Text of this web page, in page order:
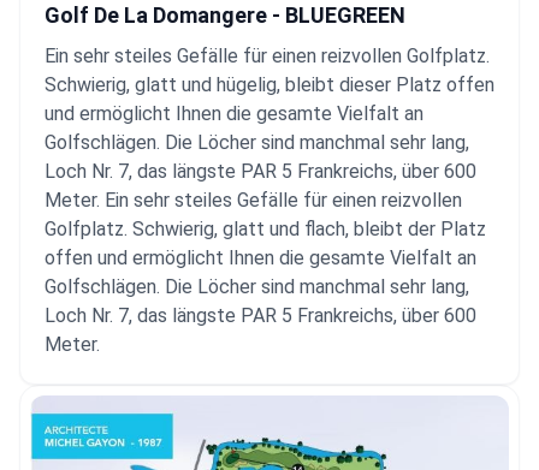
Golf De La Domangere - BLUEGREEN
Ein sehr steiles Gefälle für einen reizvollen Golfplatz.
Schwierig, glatt und hügelig, bleibt dieser Platz offen
und ermöglicht Ihnen die gesamte Vielfalt an
Golfschlägen. Die Löcher sind manchmal sehr lang,
Loch Nr. 7, das längste PAR 5 Frankreichs, über 600
Meter. Ein sehr steiles Gefälle für einen reizvollen
Golfplatz. Schwierig, glatt und flach, bleibt der Platz
offen und ermöglicht Ihnen die gesamte Vielfalt an
Golfschlägen. Die Löcher sind manchmal sehr lang,
Loch Nr. 7, das längste PAR 5 Frankreichs, über 600
Meter.